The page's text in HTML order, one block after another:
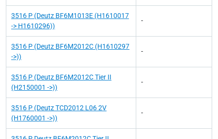
3516 P (Deutz BF6M1013E (H1610017
-> H1610296))
-
3516 P (Deutz BF6M2012C (H1610297
->))
-
3516 P (Deutz BF6M2012C Tier II
(H2150001 ->))
-
3516 P (Deutz TCD2012 L06 2V
(H1760001 ->))
-